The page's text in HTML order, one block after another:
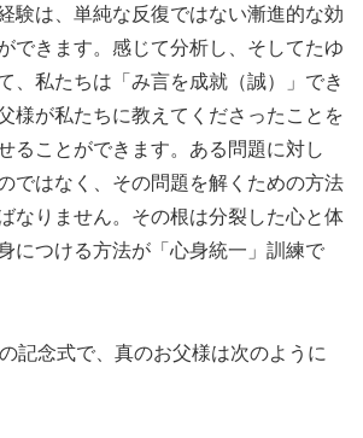
験は、単純な反復ではない漸進的な効
できます。感じて分析し、そしてたゆ
、私たちは「み言を成就（誠）」でき
様が私たちに教えてくださったことを
ることができます。ある問題に対し
ではなく、その問題を解くための方法
なりません。その根は分裂した心と体
につける方法が「心身統一」訓練で
記念式で、真のお父様は次のように